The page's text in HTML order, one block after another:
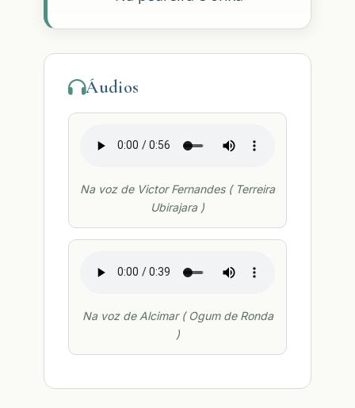
Áudios
Na voz de Victor Fernandes ( Terreira
Ubirajara )
Na voz de Alcimar ( Ogum de Ronda
)